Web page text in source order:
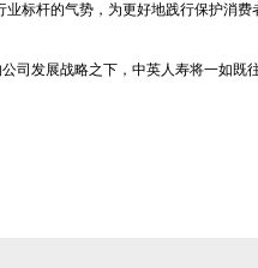
业标杆的气势，为更好地践行保护消
司发展战略之下，中英人寿将一如